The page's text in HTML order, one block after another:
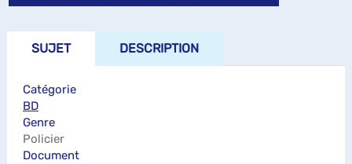
SUJET DESCRIPTION
Catégorie
BD
Genre
Policier
Document